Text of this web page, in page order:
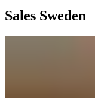
Sales Sweden